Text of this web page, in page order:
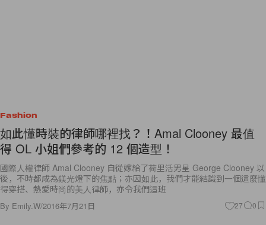
Fashion
如此懂時裝的律師哪裡找？！Amal Clooney 最值
得 OL 小姐們參考的 12 個造型！
國際人權律師 Amal Clooney 自從嫁給了荷里活男星 George Clooney 以
後，不時都成為鎂光燈下的焦點；亦因如此，我們才能結識到一個這麼懂
得穿搭、熱愛時尚的美人律師，亦令我們這班
By Emily.W/2016年7月21日 27 0